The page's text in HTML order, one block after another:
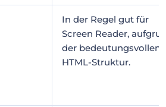
In der Regel gut für
Screen Reader,
der bedeutungsvollen
HTML-Struktur.